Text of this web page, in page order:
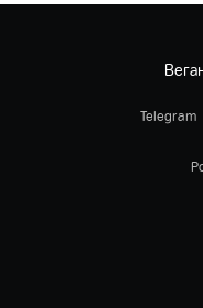
Telegram